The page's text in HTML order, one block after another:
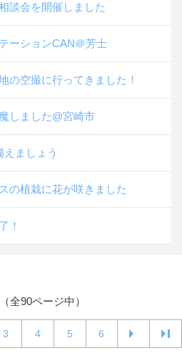
談会を開催しました
ーションCAN＠芳士
の空撮に行ってきました！
しました@宮崎市
えましょう
の植栽に花が咲きました
！
全90ページ中）
3 4 5 6